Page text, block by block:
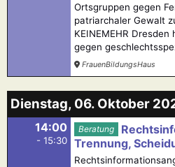
Ortsgruppen gegen
patriarchaler Gewalt
KEINEMEHR
gegen
FrauenBildungsHaus
Dienstag, 06. Oktober
14:00
- 15:30
Beratung
Trennung,